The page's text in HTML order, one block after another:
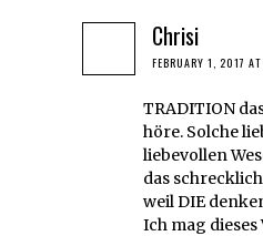
Chrisi
FEBRUARY 1, 2017
TRADITION
höre. Solche
liebevollen
das
weil DIE
Ich mag